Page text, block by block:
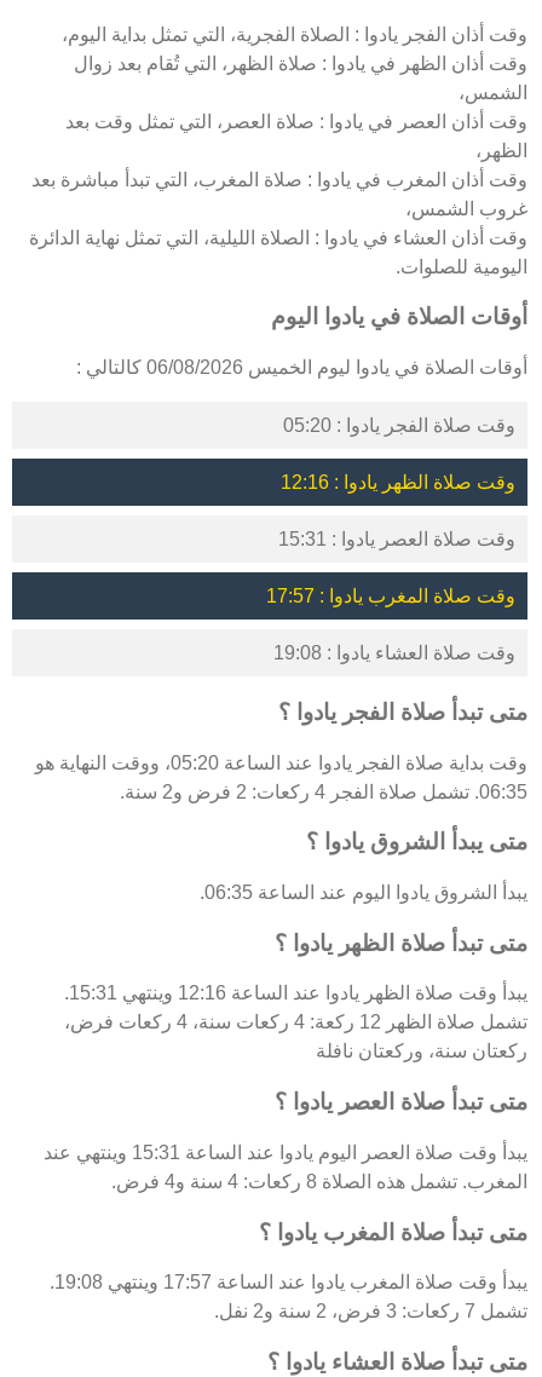
وقت أذان الفجر يادوا : الصلاة الفجرية، التي تمثل بداية اليوم،
وقت أذان الظهر في يادوا : صلاة الظهر، التي تُقام بعد زوال
الشمس،
وقت أذان العصر في يادوا : صلاة العصر، التي تمثل وقت بعد
الظهر،
وقت أذان المغرب في يادوا : صلاة المغرب، التي تبدأ مباشرة بعد
غروب الشمس،
وقت أذان العشاء في يادوا : الصلاة الليلية، التي تمثل نهاية الدائرة
اليومية للصلوات.
أوقات الصلاة في يادوا اليوم
أوقات الصلاة في يادوا ليوم الخميس 06/08/2026 كالتالي :
وقت صلاة الفجر يادوا : 05:20
وقت صلاة الظهر يادوا : 12:16
وقت صلاة العصر يادوا : 15:31
وقت صلاة المغرب يادوا : 17:57
وقت صلاة العشاء يادوا : 19:08
متى تبدأ صلاة الفجر يادوا ؟
وقت بداية صلاة الفجر يادوا عند الساعة 05:20، ووقت النهاية هو
06:35. تشمل صلاة الفجر 4 ركعات: 2 فرض و2 سنة.
متى يبدأ الشروق يادوا ؟
يبدأ الشروق يادوا اليوم عند الساعة 06:35.
متى تبدأ صلاة الظهر يادوا ؟
يبدأ وقت صلاة الظهر يادوا عند الساعة 12:16 وينتهي 15:31.
تشمل صلاة الظهر 12 ركعة: 4 ركعات سنة، 4 ركعات فرض،
ركعتان سنة، وركعتان نافلة
متى تبدأ صلاة العصر يادوا ؟
يبدأ وقت صلاة العصر اليوم يادوا عند الساعة 15:31 وينتهي عند
المغرب. تشمل هذه الصلاة 8 ركعات: 4 سنة و4 فرض.
متى تبدأ صلاة المغرب يادوا ؟
يبدأ وقت صلاة المغرب يادوا عند الساعة 17:57 وينتهي 19:08.
تشمل 7 ركعات: 3 فرض، 2 سنة و2 نفل.
متى تبدأ صلاة العشاء يادوا ؟